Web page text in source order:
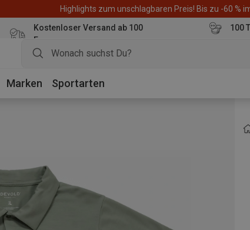
Highlights zum unschlagbaren Preis! Bis zu -60 %
Kostenloser Versand ab 100
Euro
100
Marken Sportarten